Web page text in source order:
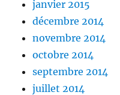
janvier 2015
décembre 2014
novembre 2014
octobre 2014
septembre 2014
juillet 2014